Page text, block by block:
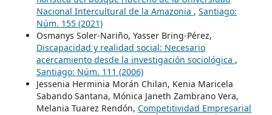
Nacional Intercultural de la Amazonia , Santiago:
Núm. 155 (2021)
Osmanys Soler-Nariño, Yasser Bring-Pérez,
Discapacidad y realidad social: Necesario
acercamiento desde la investigación sociológica ,
Santiago: Núm. 111 (2006)
Jessenia Herminia Morán Chilan, Kenia Maricela
Sabando Santana, Mónica Janeth Zambrano Vera,
Melania Tuarez Rendón, Competitividad Empresarial